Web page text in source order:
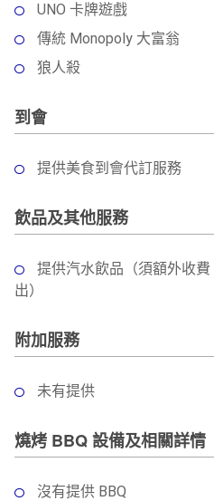
UNO 卡牌遊戲
傳統 Monopoly 大富翁
狼人殺
到會
提供美食到會代訂服務
飲品及其他服務
提供汽水飲品（須額外收
出）
附加服務
未有提供
燒烤 BBQ 設備及相關詳情
沒有提供 BBQ